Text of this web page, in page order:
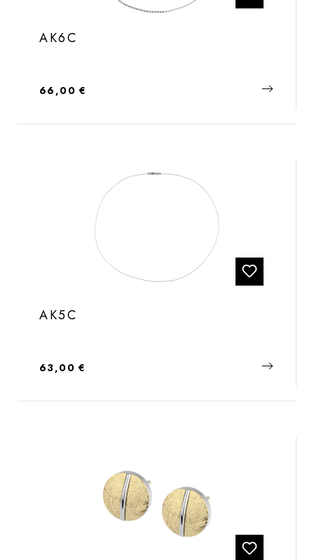
AK6C
Regulärer Preis:
66,00 €
AK5C
Regulärer Preis:
63,00 €